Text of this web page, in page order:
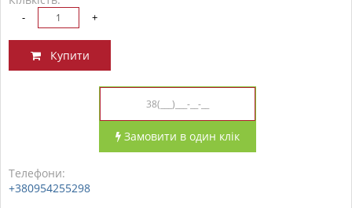
- +
Купити
Замовити в один клік
Телефони:
+380954255298